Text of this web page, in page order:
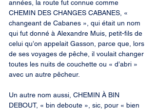
années, la route fut connue comme
CHEMIN DES CHANGES CABANES, «
changeant de Cabanes », qui était un nom
qui fut donné à Alexandre Muis, petit-fils de
celui qu’on appelait Gasson, parce que, lors
de ses voyages de pêche, il voulait changer
toutes les nuits de couchette ou « d’abri »
avec un autre pêcheur.
Un autre nom aussi, CHEMIN À BIN
DEBOUT, « bin deboute », sic, pour « bien